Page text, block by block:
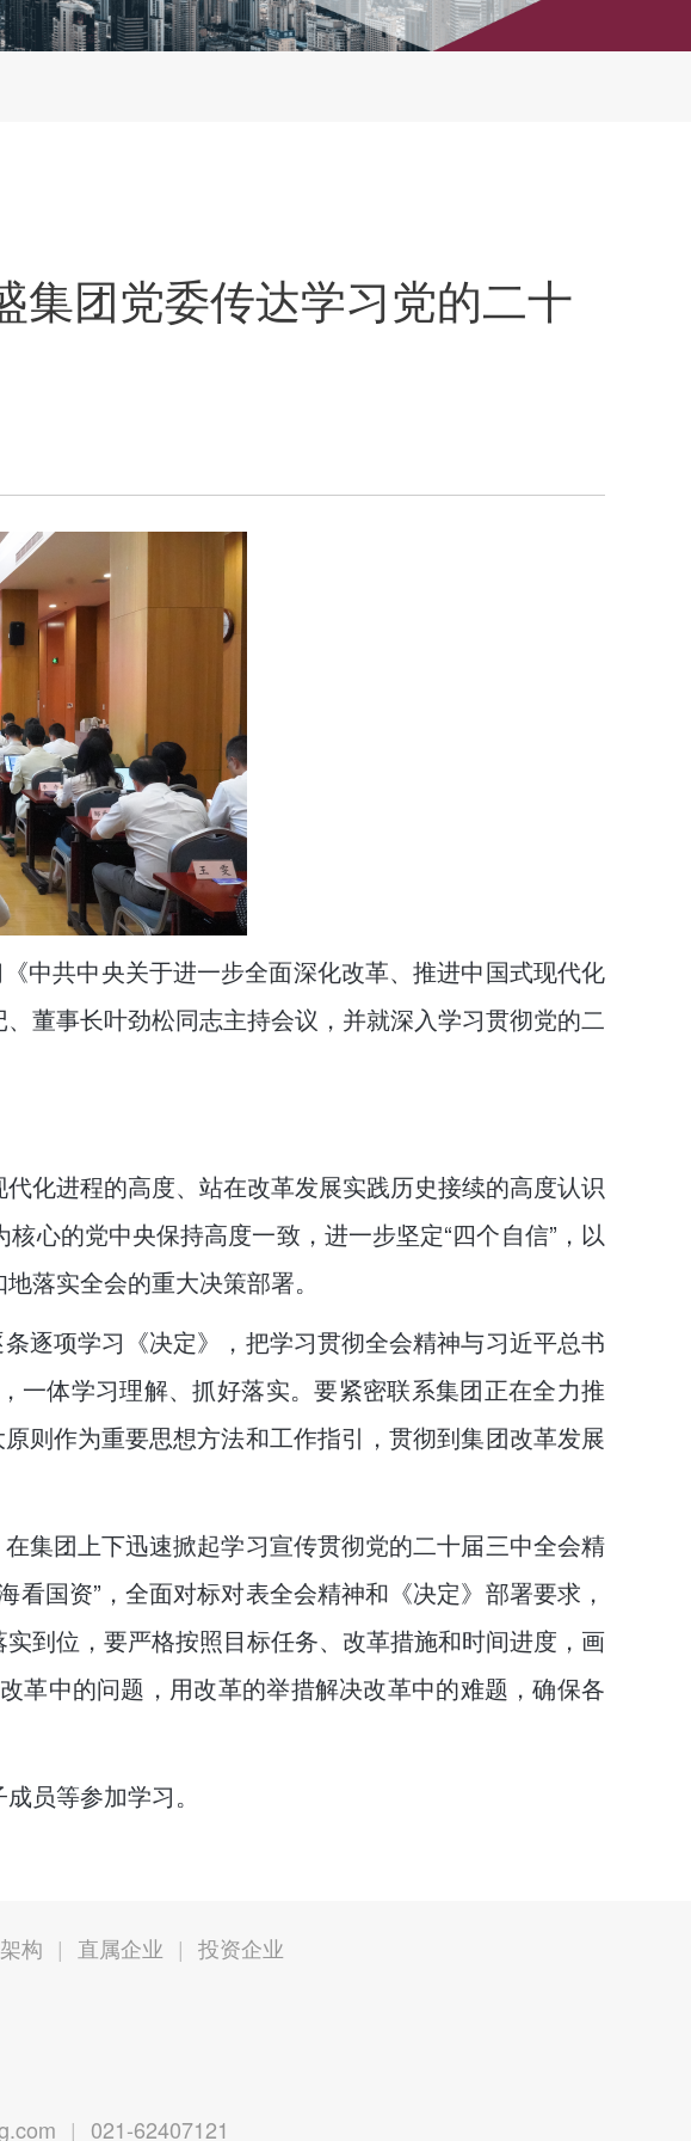
团党委传达学习党的二十
中共中央关于进一步全面深化改革、推进中国式现代化
董事长叶劲松同志主持会议，并就深入学习贯彻党的二
化进程的高度、站在改革发展实践历史接续的高度认识
心的党中央保持高度一致，进一步坚定“四个自信”，以
落实全会的重大决策部署。
逐项学习《决定》，把学习贯彻全会精神与习近平总书
一体学习理解、抓好落实。要紧密联系集团正在全力推
则作为重要思想方法和工作指引，贯彻到集团改革发展
集团上下迅速掀起学习宣传贯彻党的二十届三中全会精
国资”，全面对标对表全会精神和《决定》部署要求，
到位，要严格按照目标任务、改革措施和时间进度，画
革中的问题，用改革的举措解决改革中的难题，确保各
员等参加学习。
构 | 直属企业 | 投资企业
| 021-62407121